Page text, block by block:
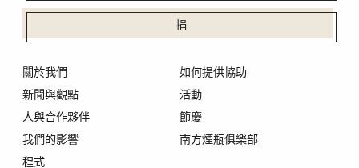
捐
關於我們
新聞與觀點
人與合作夥伴
我們的影響
程式
如何提供協助
活動
節慶
南方煙瓶俱樂部